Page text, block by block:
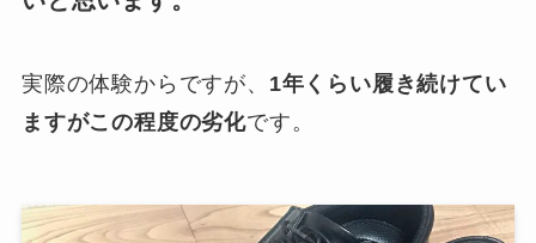
実際の体験からですが、 1年くらい履き続けてい
ますがこの程度の劣化です。